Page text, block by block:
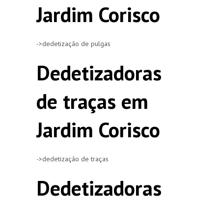
Jardim Corisco
->dedetização de pulgas
Dedetizadoras
de traças em
Jardim Corisco
->dedetização de traças
Dedetizadoras